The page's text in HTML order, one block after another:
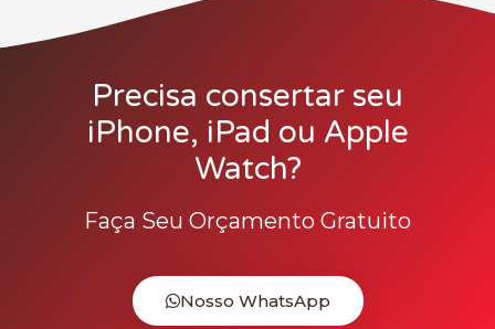
Precisa consertar seu
iPhone, iPad ou Apple
Watch?
Faça Seu Orçamento Gratuito
Nosso WhatsApp